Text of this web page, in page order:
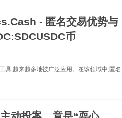
- 匿名交易优势与
币
具,越来越多地被广泛应用。在该领域中,匿名
动投案，竟是“耍心